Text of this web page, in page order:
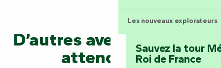
Les nouveaux explorateurs
Sauvez la tour
Roi de France
D’autres aventures vous
attendent…